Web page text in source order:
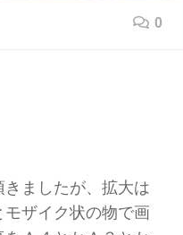
0
きましたが、拡大は
ザイク状の物で画